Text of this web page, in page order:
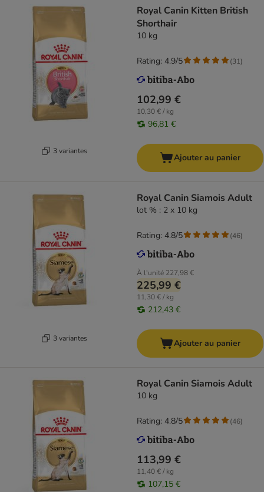
3 variantes
Royal Canin Kitten British
Shorthair
10 kg
102,99 €
10,30 € / kg
96,81 €
Rating: 4.9/5 (31)
Ajouter au panier
3 variantes
Royal Canin Siamois Adult
lot % : 2 x 10 kg
À l'unité 227,98 €
225,99 €
11,30 € / kg
212,43 €
Rating: 4.8/5 (46)
Ajouter au panier
Royal Canin Siamois Adult
10 kg
113,99 €
11,40 € / kg
107,15 €
Rating: 4.8/5 (46)